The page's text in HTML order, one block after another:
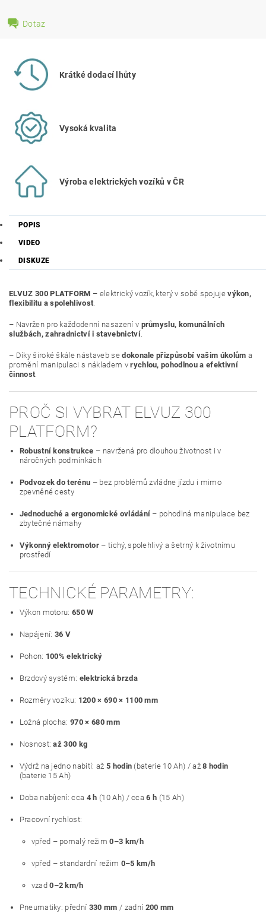
Dotaz
Krátké dodací lhůty
Vysoká kvalita
Výroba elektrických vozíků v ČR
POPIS
VIDEO
DISKUZE
ELVUZ 300 PLATFORM – elektrický vozík, který v sobě spojujevýkon,
flexibilitu a spolehlivost.
– Navržen pro každodenní nasazení v průmyslu, komunálních
službách, zahradnictví i stavebnictví.
– Díky široké škále nástaveb sedokonale přizpůsobí vašim úkolům a
promění manipulaci s nákladem vrychlou, pohodlnou a efektivní
činnost.
PROČ SI VYBRAT ELVUZ 300
PLATFORM?
Robustní konstrukce – navržená pro dlouhou životnost i v
náročných podmínkách
Podvozek do terénu – bez problémů zvládne jízdu i mimo
zpevněné cesty
Jednoduché a ergonomické ovládání – pohodlná manipulace bez
zbytečné námahy
Výkonný elektromotor – tichý, spolehlivý a šetrný k životnímu
prostředí
TECHNICKÉ PARAMETRY:
Výkon motoru:650 W
Napájení: 36 V
Pohon: 100% elektrický
Brzdový systém: elektrická brzda
Rozměry vozíku: 1200 × 690 × 1100 mm
Ložná plocha:970 × 680 mm
Nosnost:až 300 kg
Výdrž na jedno nabití: až 5 hodin (baterie 10 Ah) / až8 hodin
(baterie 15 Ah)
Doba nabíjení: cca 4 h (10 Ah) / cca6 h (15 Ah)
Pracovní rychlost:
vpřed – pomalý režim0–3 km/h
vpřed – standardní režim 0–5 km/h
vzad0–2 km/h
Pneumatiky: přední 330 mm / zadní 200 mm